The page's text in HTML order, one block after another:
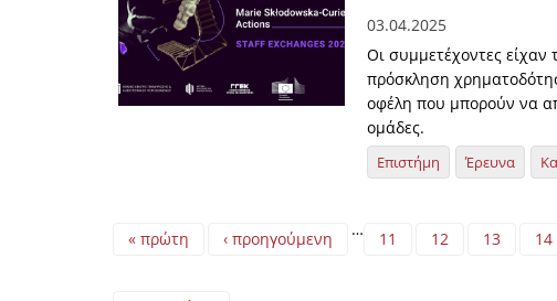
03.04.2025
Οι συμμετέχοντες είχαν
πρόσκληση
οφέλη που μπορούν να
ομάδες.
Επιστήμη Έρευνα
Pages
« πρώτη ‹ προηγούμενη … 11 12 13 14